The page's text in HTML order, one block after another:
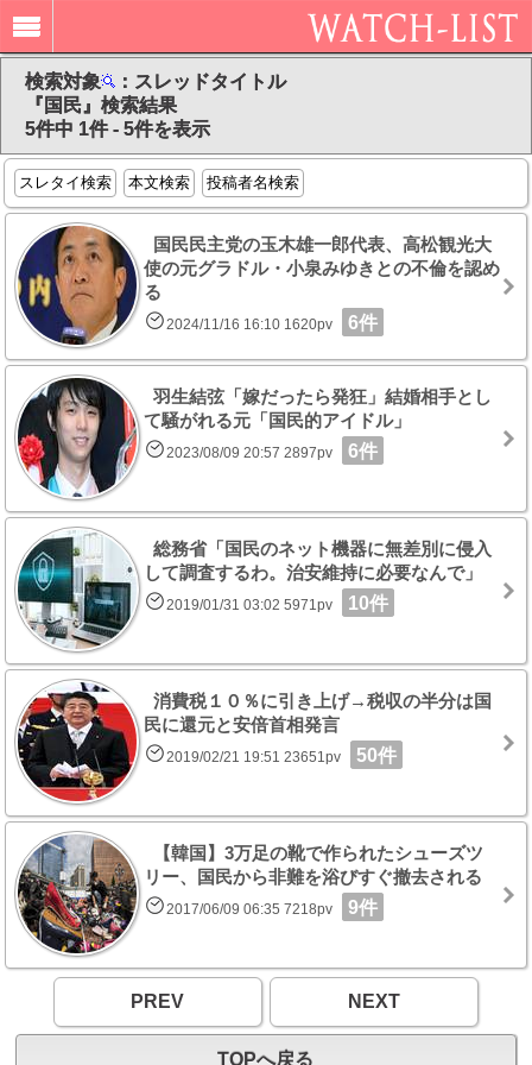
検索対象
：スレッドタイトル
『国民』検索結果
5件中 1件 - 5件を表示
スレタイ検索 本文検索 投稿者名検索
国民民主党の玉木雄一郎代表、高松観光大
使の元グラドル・小泉みゆきとの不倫を認め
る
2024/11/16 16:10 1620pv 6件
羽生結弦「嫁だったら発狂」結婚相手とし
て騒がれる元「国民的アイドル」
2023/08/09 20:57 2897pv 6件
総務省「国民のネット機器に無差別に侵入
して調査するわ。治安維持に必要なんで」
2019/01/31 03:02 5971pv 10件
消費税１０％に引き上げ→税収の半分は国
民に還元と安倍首相発言
2019/02/21 19:51 23651pv 50件
【韓国】3万足の靴で作られたシューズツ
リー、国民から非難を浴びすぐ撤去される
2017/06/09 06:35 7218pv 9件
PREV NEXT
TOPへ戻る